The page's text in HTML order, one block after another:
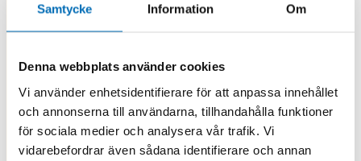
Samtycke Information Om
Denna webbplats använder cookies
Vi använder enhetsidentifierare för att anpassa innehållet
och annonserna till användarna, tillhandahålla funktioner
för sociala medier och analysera vår trafik. Vi
vidarebefordrar även sådana identifierare och annan